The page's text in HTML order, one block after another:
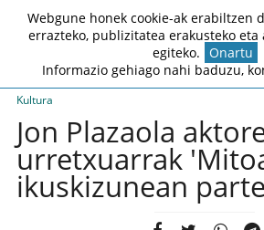
Kultura
Jon Plazaola
urretxuarrak
ikuskizunean
Webgune honek cookie-ak erabiltzen
errazteko, publizitatea erakusteko eta
egiteko. Onartu
Informazio gehiago nahi baduzu,